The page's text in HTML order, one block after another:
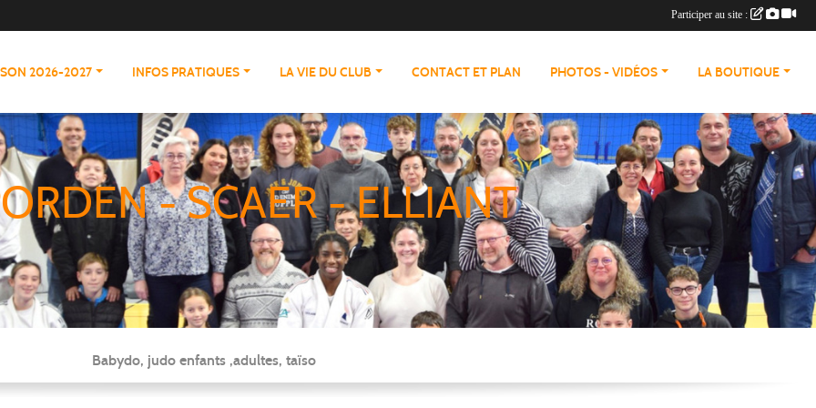
2026-2027 INFOS PRATIQUES LA VIE DU CLUB CONTACT ET PLAN PHOTOS - VIDÉOS LA BOUTIQUE
- SCAER - ELLIANT
Babydo, judo enfants ,adultes, taïso
Participer au site :